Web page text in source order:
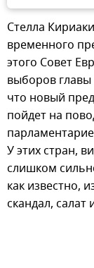
Стелла
временного
этого Совет
выборов
что новый
пойдет на
У этих стран,
слишком
как известно,
скандал, салат